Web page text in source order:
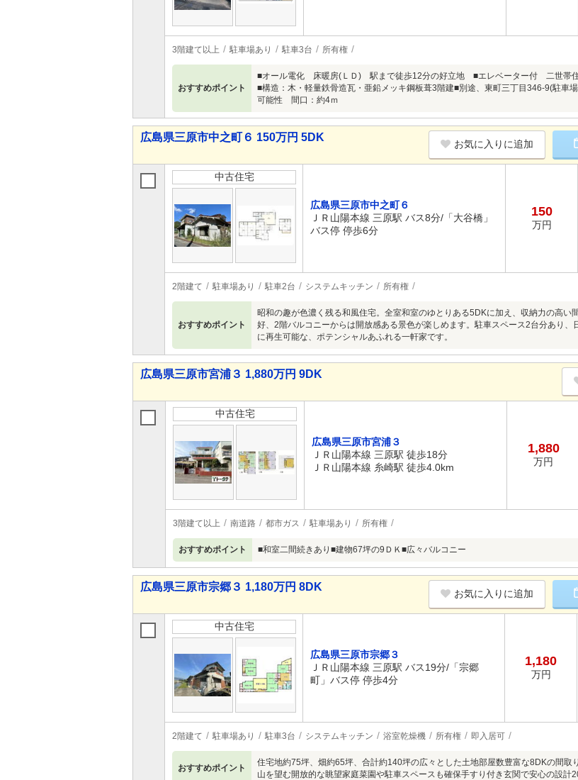
3階建て以上 駐車場あり 駐車3台 所有権
おすすめポイント
■オール電化 床暖房(ＬＤ) 駅まで徒歩12分の好立地 ■エレベーター付 二世帯
■構造：木・軽量鉄骨造瓦・亜鉛メッキ鋼板葺3階建■別途、東町三丁目346-9(駐
可能性 間口：約4ｍ
広島県三原市中之町６ 150万円 5DK
お気に入りに追加
中古住宅
広島県三原市中之町６
ＪＲ山陽本線 三原駅 バス8分/「大谷橋」
バス停 停歩6分
150
万円
2階建て 駐車場あり 駐車2台 システムキッチン 所有権
おすすめポイント
昭和の趣が色濃く残る和風住宅。全室和室のゆとりある5DKに加え、収納力の高い
好、2階バルコニーからは開放感ある景色が楽しめます。駐車スペース2台分あり
に再生可能な、ポテンシャルあふれる一軒家です。
広島県三原市宮浦３ 1,880万円 9DK
中古住宅
広島県三原市宮浦３
ＪＲ山陽本線 三原駅 徒歩18分
ＪＲ山陽本線 糸崎駅 徒歩4.0km
1,880
万円
3階建て以上 南道路 都市ガス 駐車場あり 所有権
おすすめポイント ■和室二間続きあり■建物67坪の9ＤＫ■広々バルコニー
広島県三原市宗郷３ 1,180万円 8DK
お気に入りに追加
中古住宅
広島県三原市宗郷３
ＪＲ山陽本線 三原駅 バス19分/「宗郷
町」バス停 停歩4分
1,180
万円
2階建て 駐車場あり 駐車3台 システムキッチン 浴室乾燥機 所有権 即入居可
おすすめポイント
住宅地約75坪、畑約65坪、合計約140坪の広々とした土地部屋数豊富な8DKの間取
山を望む開放的な眺望家庭菜園や駐車スペースも確保手すり付き玄関で安心の設計